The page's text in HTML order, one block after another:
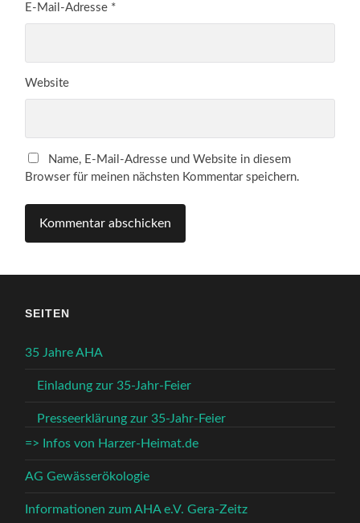
E-Mail-Adresse *
Website
Name, E-Mail-Adresse und Website in diesem
Browser für meinen nächsten Kommentar speichern.
SEITEN
35 Jahre AHA
Einladung zur 35-Jahr-Feier
Presseerklärung zur 35-Jahr-Feier
=> Infos von Harzer-Heimat.de
AG Gewässerökologie
Informationen zum AHA e.V. Gera-Zeitz